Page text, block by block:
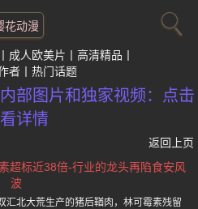
花动漫
成人欧美片
高清精品
者 热门话题
部图片和独家视频：点击
详情
返回上页
超标近38倍-行业的龙头再陷食安风
波
汇北大荒生产的猪后鞧肉，林可霉素残留